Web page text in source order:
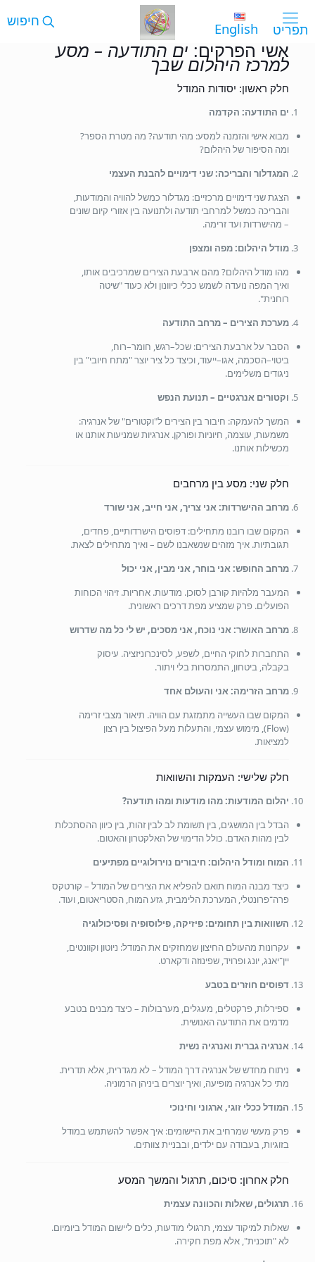
English
אשי הפרקים: ים התודעה – מסע
למרכז היהלום שבך
חלק ראשון: יסודות המודל
ים התודעה: הקדמה
מבוא אישי והזמנה למסע: מהי תודעה? מה מטרת הספר?
ומה הסיפור של היהלום?
המגדלור והבריכה: שני דימויים להבנת העצמי
הצגת שני דימויים מרכזיים: מגדלור כמשל להוויה והמודעות,
והבריכה כמשל למרחבי תודעה ולתנועה בין אזורי קיום שונים
– מהישרדות ועד זרימה.
מודל היהלום: מפה ומצפן
מהו מודל היהלום? מהם ארבעת הצירים שמרכיבים אותו,
ואיך המפה נועדה לשמש ככלי כיוונון ולא כעוד "שיטה
רוחנית".
מערכת הצירים – מרחב התודעה
הסבר על ארבעת הצירים: שכל–רגש, חומר–רוח,
ביטוי–הסכמה, אגו–ייעוד, וכיצד כל ציר יוצר "מתח חיובי" בין
ניגודים משלימים.
וקטורים אנרגטיים – תנועת הנפש
המשך להעמקה: חיבור בין הצירים ל"וקטורים" של אנרגיה:
משמעות, עוצמה, חיוניות ופורקן. אנרגיות שמניעות אותנו או
מכשילות אותנו.
חלק שני: מסע בין מרחבים
מרחב ההישרדות: אני צריך, אני חייב, אני שורד
המקום שבו רובנו מתחילים: דפוסים הישרדותיים, פחדים,
תגובתיות. איך מזהים שנשאבנו לשם – ואיך מתחילים לצאת.
מרחב החופש: אני בוחר, אני מבין, אני יכול
המעבר מלהיות קורבן לסוכן. מודעות. אחריות. זיהוי הכוחות
הפועלים. פרק שמציע מפת דרכים ראשונית.
מרחב האושר: אני נוכח, אני מסכים, יש לי כל מה שדרוש
התחברות לחוקי החיים, לשפע, לסינכרוניזציה. עיסוק
בקבלה, ביטחון, התמסרות בלי ויתור.
מרחב הזרימה: אני והעולם אחד
המקום שבו העשייה מתמזגת עם הוויה. תיאור מצבי זרימה
(Flow), מימוש עצמי, והתעלות מעל הפיצול בין רצון
למציאות.
חלק שלישי: העמקות והשוואות
יהלום המודעות: מהו מודעות ומהו תודעה?
הבדל בין המושגים, בין תשומת לב לבין זהות, בין כיוון ההסתכלות
לבין מהות האדם. כולל הדימוי של האלקטרון והאטום.
המוח ומודל היהלום: חיבורים נוירולוגיים מפתיעים
כיצד מבנה המוח תואם להפליא את הצירים של המודל – קורטקס
פרה־פרונטלי, המערכת הלימבית, גזע המוח, הסטריאטום, ועוד.
השוואות בין תחומים: פיזיקה, פילוסופיה ופסיכולוגיה
עקרונות מהעולם החיצון שמחזקים את המודל: ניוטון וקוונטים,
יין־יאנג, יונג ופרויד, שפינוזה ודקארט.
דפוסים חוזרים בטבע
ספירלות, פרקטלים, מעגלים, מערבולות – כיצד מבנים בטבע
מדמים את התודעה האנושית.
אנרגיה גברית ואנרגיה נשית
ניתוח מחדש של אנרגיה דרך המודל – לא מגדרית, אלא תדרית.
מתי כל אנרגיה מופיעה, ואיך יוצרים ביניהן הרמוניה.
המודל ככלי זוגי, ארגוני וחינוכי
פרק מעשי שמרחיב את היישומים: איך אפשר להשתמש במודל
בזוגיות, בעבודה עם ילדים, ובבניית צוותים.
חלק אחרון: סיכום, תרגול והמשך המסע
תרגולים, שאלות והכוונה עצמית
שאלות למיקוד עצמי, תרגולי מודעות, כלים ליישום המודל ביומיום.
לא "תוכנית", אלא מפת חקירה.